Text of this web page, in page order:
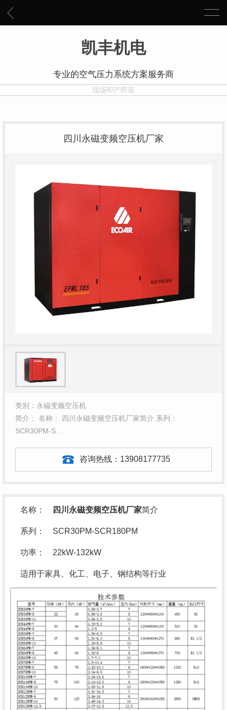
凯丰机电
专业的空气压力系统方案服务商
现场即产即装
四川永磁变频空压机厂家
类别：永磁变频空压机
简介： 名称： 四川永磁变频空压机厂家简介 系列：
SCR30PM-S…
咨询热线： 13908177735
名称： 四川永磁变频空压机厂家简介
系列： SCR30PM-SCR180PM
功率： 22kW-132kW
适用于家具、化工、电子、钢结构等行业